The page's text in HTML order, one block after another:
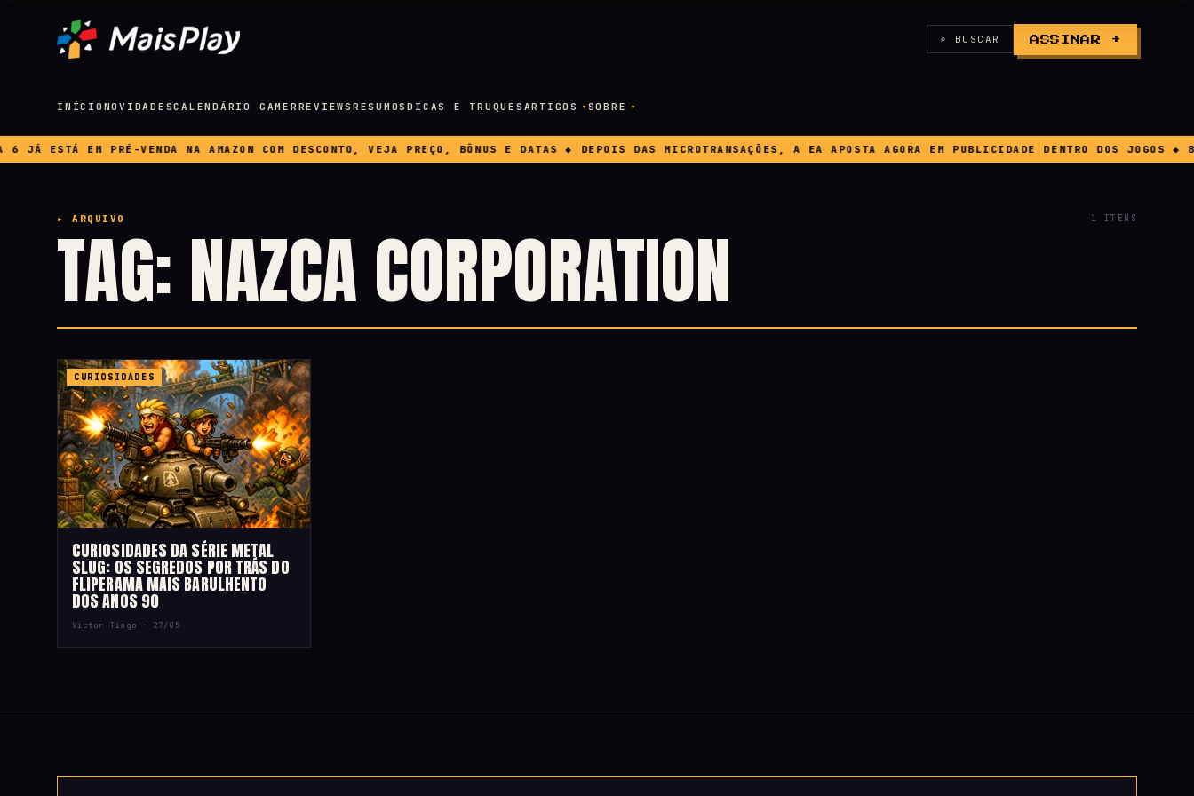
⌕ BUSCAR ASSINAR +
INÍCIO NOVIDADESCALENDÁRIO GAMER REVIEWS RESUMOSDICAS E TRUQUES ARTIGOS SOBRE
ESTÁ EM PRÉ-VENDA NA AMAZON COM DESCONTO, VEJA PREÇO, BÔNUS E DATAS ◆ DEPOIS DAS MICROTRANSAÇÕES, A EA APOSTA AGORA EM PUBLICIDADE DENTRO DOS
▸ ARQUIVO
TAG: NAZCA CORPORATION 1 ITENS
CURIOSIDADES
CURIOSIDADES DA SÉRIE METAL
SLUG: OS SEGREDOS POR TRÁS DO
FLIPERAMA MAIS BARULHENTO
DOS ANOS 90
Victor Tiago · 27/05